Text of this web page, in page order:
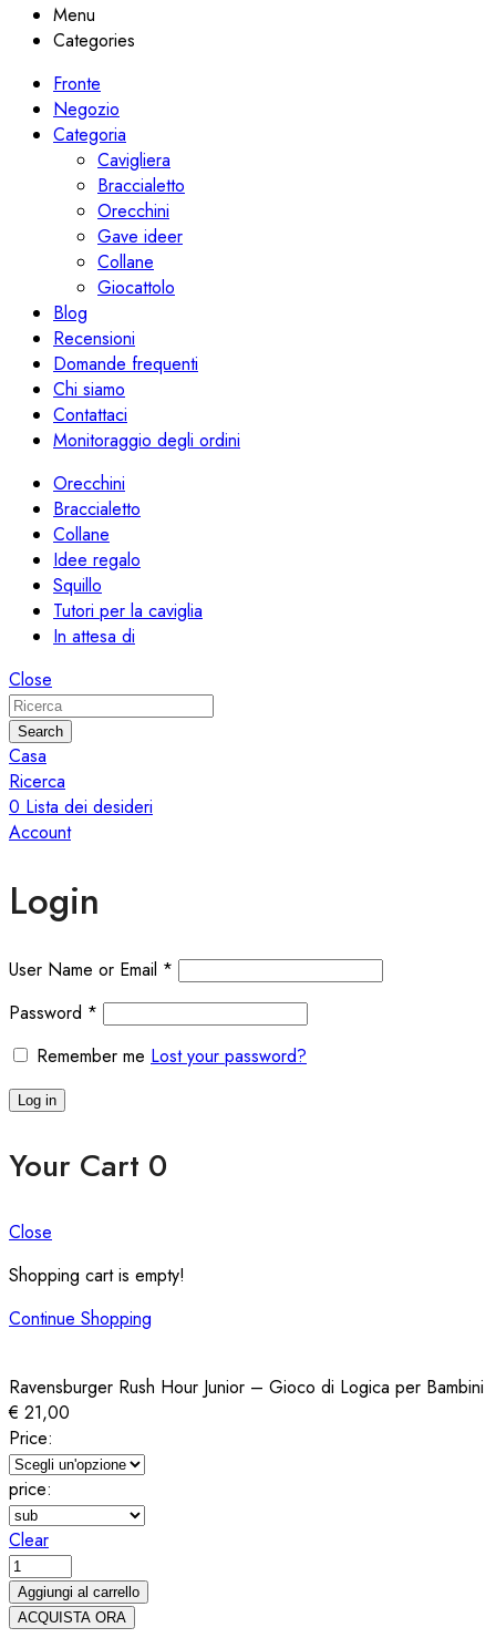
Menu
Categories
Fronte
Negozio
Categoria
Cavigliera
Braccialetto
Orecchini
Gave ideer
Collane
Giocattolo
Blog
Recensioni
Domande frequenti
Chi siamo
Contattaci
Monitoraggio degli ordini
Orecchini
Braccialetto
Collane
Idee regalo
Squillo
Tutori per la caviglia
In attesa di
Close
Search
Casa
Ricerca
0 Lista dei desideri
Account
Login
User Name or Email *
Password *
Remember me Lost your password?
Log in
Your Cart 0
Close
Shopping cart is empty!
Continue Shopping
Ravensburger Rush Hour Junior – Gioco di Logica per Bambini
€ 21,00
Price:
price:
Clear
Ravensburger
Rush
Hour
Aggiungi al carrello
ACQUISTA ORA